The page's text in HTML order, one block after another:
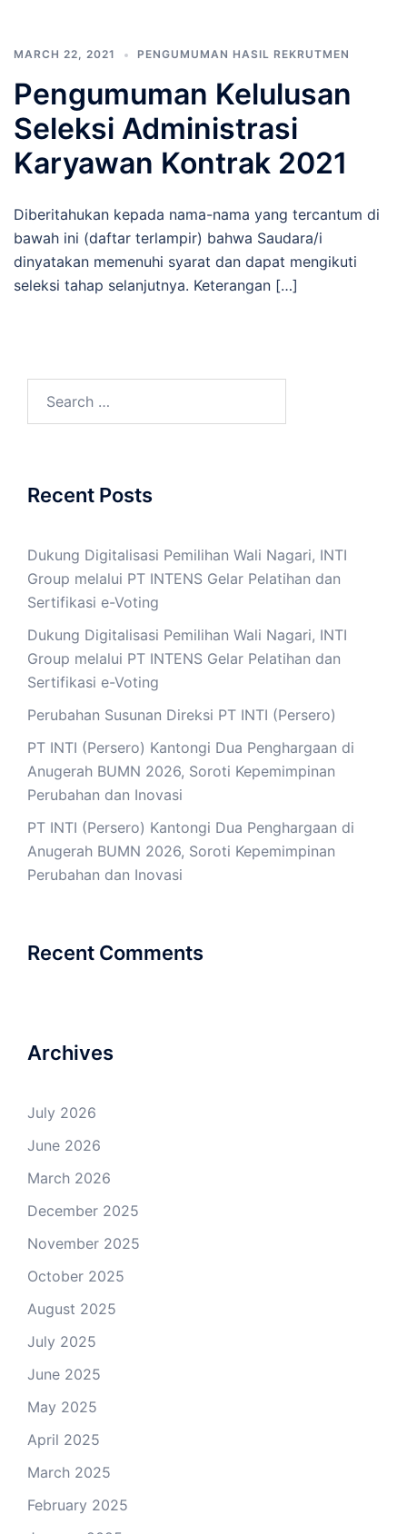
MARCH 22, 2021 PENGUMUMAN HASIL REKRUTMEN
Pengumuman Kelulusan
Seleksi Administrasi
Karyawan Kontrak 2021
Diberitahukan kepada nama-nama yang tercantum di
bawah ini (daftar terlampir) bahwa Saudara/i
dinyatakan memenuhi syarat dan dapat mengikuti
seleksi tahap selanjutnya. Keterangan […]
Recent Posts
Dukung Digitalisasi Pemilihan Wali Nagari, INTI
Group melalui PT INTENS Gelar Pelatihan dan
Sertifikasi e-Voting
Dukung Digitalisasi Pemilihan Wali Nagari, INTI
Group melalui PT INTENS Gelar Pelatihan dan
Sertifikasi e-Voting
Perubahan Susunan Direksi PT INTI (Persero)
PT INTI (Persero) Kantongi Dua Penghargaan di
Anugerah BUMN 2026, Soroti Kepemimpinan
Perubahan dan Inovasi
PT INTI (Persero) Kantongi Dua Penghargaan di
Anugerah BUMN 2026, Soroti Kepemimpinan
Perubahan dan Inovasi
Recent Comments
Archives
July 2026
June 2026
March 2026
December 2025
November 2025
October 2025
August 2025
July 2025
June 2025
May 2025
April 2025
March 2025
February 2025